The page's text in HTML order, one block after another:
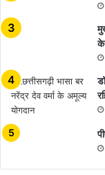
के